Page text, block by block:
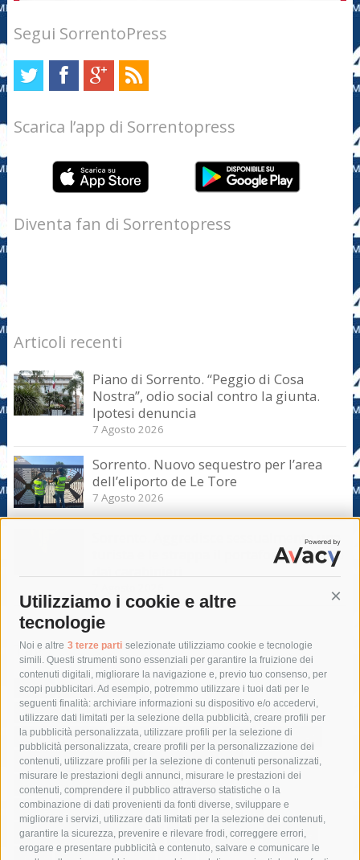
Utilizziamo i cookie e altre
tecnologie
Noi e altre 3 terze parti selezionate utilizziamo cookie e tecnologie
simili. Questi strumenti sono essenziali per garantire la fruizione dei
contenuti digitali, migliorare la navigazione e, previo tuo consenso, per
scopi pubblicitari. Ad esempio, potremmo utilizzare i tuoi dati per le
seguenti finalità: archiviare informazioni su dispositivo e/o accedervi,
utilizzare dati limitati per la selezione della pubblicità, creare profili per
la pubblicità personalizzata, utilizzare profili per la selezione di
pubblicità personalizzata, creare profili per la personalizzazione dei
contenuti, utilizzare profili per la selezione di contenuti personalizzati,
misurare le prestazioni degli annunci, misurare le prestazioni dei
contenuti, comprendere il pubblico attraverso statistiche o la
combinazione di dati provenienti da fonti diverse, sviluppare e
migliorare i servizi, utilizzare dati limitati per la selezione dei contenuti,
garantire la sicurezza, prevenire e rilevare frodi, correggere errori,
erogare e presentare pubblicità e contenuto, salvare e comunicare le
Segui SorrentoPress
Scarica l’app di Sorrentopress
Diventa fan di Sorrentopress
Articoli recenti
Piano di Sorrento. “Peggio di Cosa
Nostra”, odio social contro la giunta.
Ipotesi denuncia
7 Agosto 2026
Sorrento. Nuovo sequestro per l’area
dell’eliporto de Le Tore
7 Agosto 2026
Sorrento. Aggredisce sessualmente una
turista e le strappa il portafogli, fermato
Tag
acqua allerta meteo
anas
area marina protetta di punta campanella
arresto
Asl Napoli 3 sud
capitaneria di porto capri
carabinieri
castellammare di stabia
circumvesuviana
comune di sorrento
concerto
contagi
costiera amalfitana
covid-19 eav
elezioni
fondazione sorrento
gori guardia costiera
incidente